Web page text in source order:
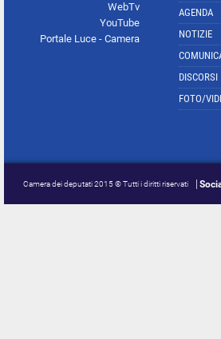
WebTv
YouTube
Portale Luce - Camera
AGENDA
NOTIZIE
DISCORSI
FOTO/
Camera dei deputati 2015 © Tutti i diritti riservati